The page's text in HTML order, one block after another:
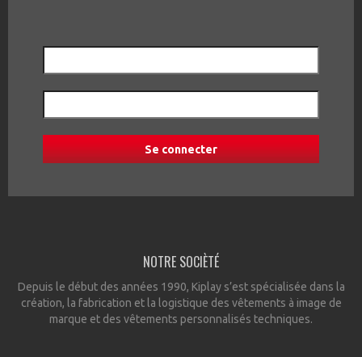
NOTRE SOCIÈTÉ
Depuis le début des années 1990, Kiplay s’est spécialisée dans la
création, la fabrication et la logistique des vêtements à image de
marque et des vêtements personnalisés techniques.